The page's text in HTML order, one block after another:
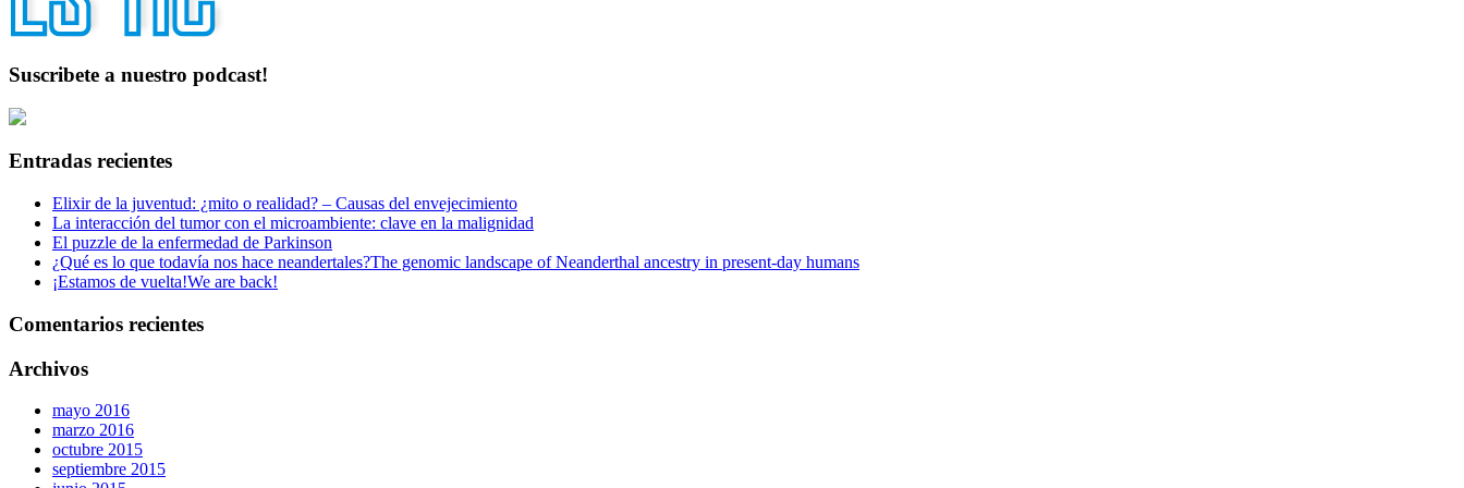
Suscribete a nuestro podcast!
Entradas recientes
Elixir de la juventud: ¿mito o realidad? – Causas del envejecimiento
La interacción del tumor con el microambiente: clave en la malignidad
El puzzle de la enfermedad de Parkinson
¿Qué es lo que todavía nos hace neandertales?The genomic landscape of Neanderthal ancestry in present-day humans
¡Estamos de vuelta!We are back!
Comentarios recientes
Archivos
mayo 2016
marzo 2016
octubre 2015
septiembre 2015